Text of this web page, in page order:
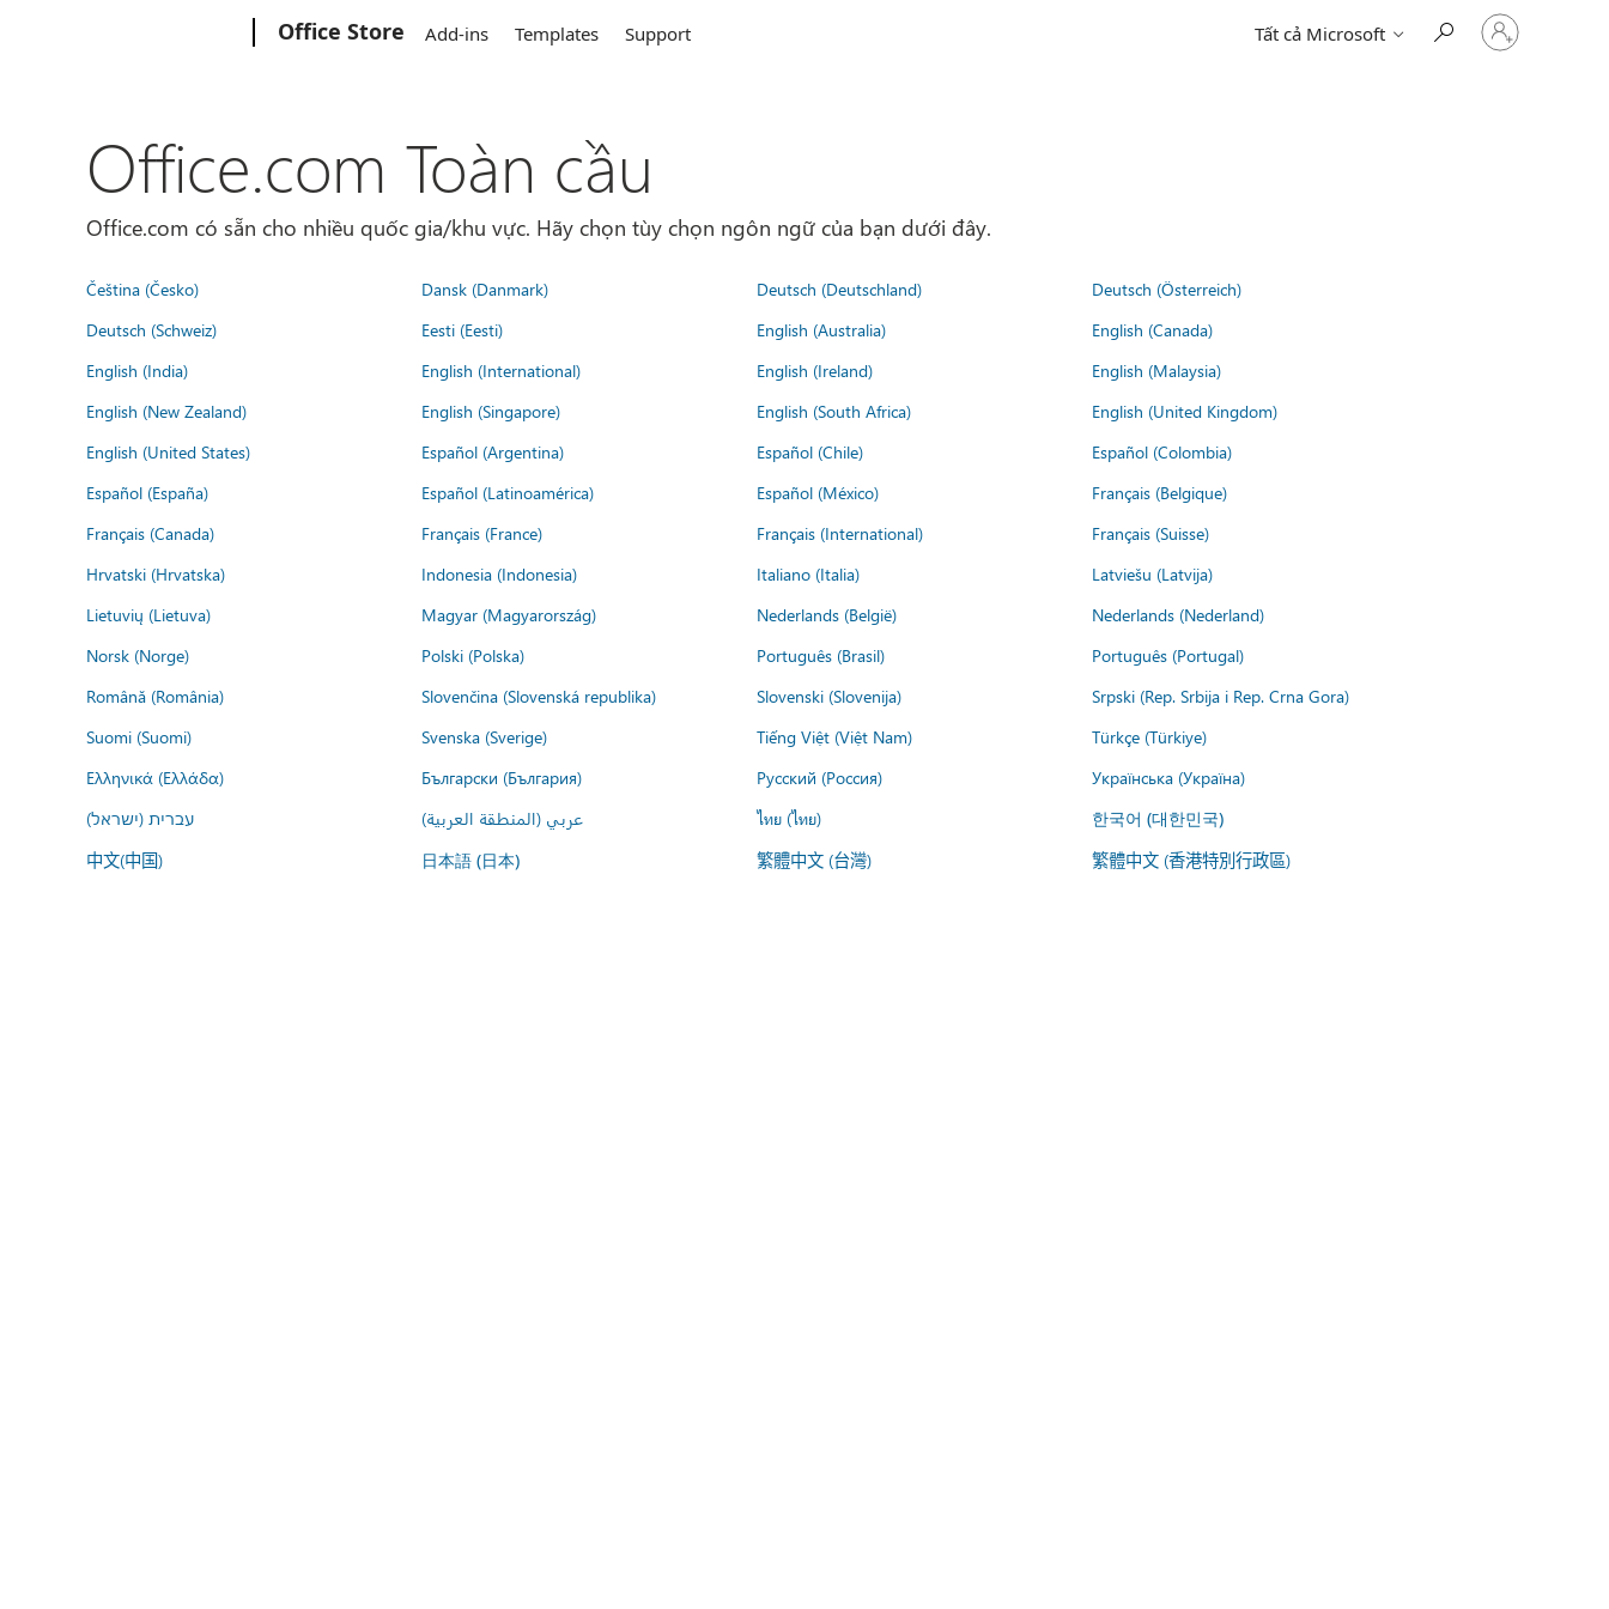
Office Store Add-ins Templates Support Tất cả Microsoft
Đăng
nhập
Office.com Toàn cầu
Office.com có sẵn cho nhiều quốc gia/khu vực. Hãy chọn tùy chọn ngôn ngữ của bạn dưới đây.
Čeština (Česko) Dansk (Danmark) Deutsch (Deutschland)
Deutsch (Österreich)
Deutsch (Schweiz)
Eesti (Eesti) English (Australia)
English (Canada)
English (India)
English (International) English (Ireland)
English (Malaysia)
English (New Zealand)
English (Singapore) English (South Africa)
English (United Kingdom)
English (United States)
Español (Argentina) Español (Chile)
Español (Colombia)
Español (España)
Español (Latinoamérica) Español (México)
Français (Belgique)
Français (Canada)
Français (France) Français (International)
Français (Suisse)
Hrvatski (Hrvatska)
Indonesia (Indonesia) Italiano (Italia)
Latviešu (Latvija)
Lietuvių (Lietuva)
Magyar (Magyarország) Nederlands (België)
Nederlands (Nederland)
Norsk (Norge)
Polski (Polska) Português (Brasil)
Português (Portugal)
Română (România)
Slovenčina (Slovenská republika) Slovenski (Slovenija)
Srpski (Rep. Srbija i Rep. Crna Gora)
Suomi (Suomi)
Svenska (Sverige) Tiếng Việt (Việt Nam)
Türkçe (Türkiye)
Ελληνικά (Ελλάδα)
Български (България) Русский (Россия)
Українська (Україна)
עברית (ישראל)
عربي (المنطقة العربية) ไทย (ไทย) 한국어 (대한민국)
中文(中国) 日本語 (日本) 繁體中文 (台灣) 繁體中文 (香港特別行政區)